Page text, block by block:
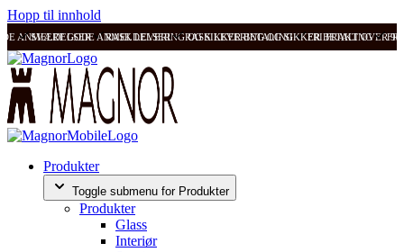
Hopp til innhold
ANMELDELSER RASK LEVERING OG SIKKER BETALING FRI FRAKT OVER
SVÆRT GODE ANMELDELSER RASK LEVERING OG SIKKER BETALING
Produkter
Toggle submenu for Produkter
Produkter
Glass
Interiør